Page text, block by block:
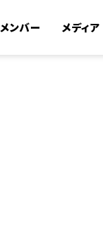
メンバー メディア